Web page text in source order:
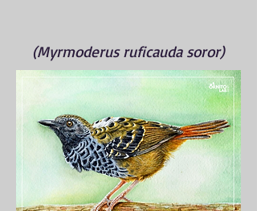
(Myrmoderus ruficauda soror)